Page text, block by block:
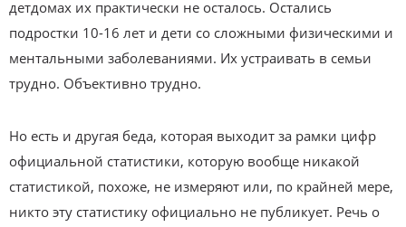
детдомах их практически не осталось. Остались
подростки 10-16 лет и дети со сложными физическими и
ментальными заболеваниями. Их устраивать в семьи
трудно. Объективно трудно.
Но есть и другая беда, которая выходит за рамки цифр
официальной статистики, которую вообще никакой
статистикой, похоже, не измеряют или, по крайней мере,
никто эту статистику официально не публикует. Речь о